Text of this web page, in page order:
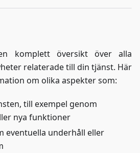
komplett översikt över alla
relaterade till din tjänst. Här
om olika aspekter som:
till exempel genom
nya funktioner
eventuella underhåll eller